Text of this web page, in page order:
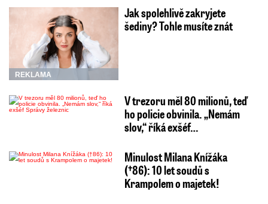
REKLAMA
Jak spolehlivě zakryjete
šediny? Tohle musíte znát
V trezoru měl 80 milionů, teď
ho policie obvinila. „Nemám
slov,“ říká exšéf…
Minulost Milana Knížáka
(†86): 10 let soudů s
Krampolem o majetek!